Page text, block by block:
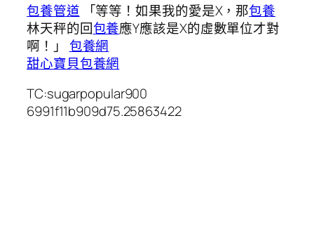
包養管道 「等等！如果我的愛是X，那包養
林天秤的回包養應Y應該是X的虛數單位才對
啊！」 包養網
甜心寶貝包養網
TC:sugarpopular900
6991f11b909d75.25863422